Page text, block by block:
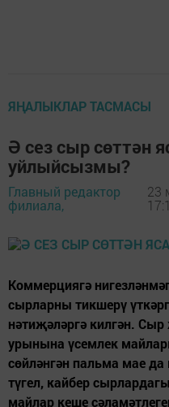
ЯҢАЛЫКЛАР ТАСМАСЫ
Ә сез сыр сөттән
уйлыйсызмы?
Главный редактор
филиала,
23
Коммерциягә
сырларны тикшерү
нәтиҗәләргә килгән.
урынына үсемлек
сөйләнгән пальма мае
түгел, кайбер
майлар кеше